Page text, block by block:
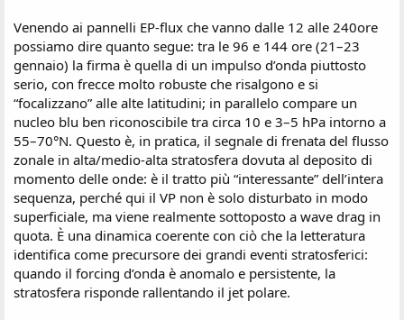
Venendo ai pannelli EP-flux che vanno dalle 12 alle 240ore
possiamo dire quanto segue: tra le 96 e 144 ore (21–23
gennaio) la firma è quella di un impulso d’onda piuttosto
serio, con frecce molto robuste che risalgono e si
“focalizzano” alle alte latitudini; in parallelo compare un
nucleo blu ben riconoscibile tra circa 10 e 3–5 hPa intorno a
55–70°N. Questo è, in pratica, il segnale di frenata del flusso
zonale in alta/medio-alta stratosfera dovuta al deposito di
momento delle onde: è il tratto più “interessante” dell’intera
sequenza, perché qui il VP non è solo disturbato in modo
superficiale, ma viene realmente sottoposto a wave drag in
quota. È una dinamica coerente con ciò che la letteratura
identifica come precursore dei grandi eventi stratosferici:
quando il forcing d’onda è anomalo e persistente, la
stratosfera risponde rallentando il jet polare.